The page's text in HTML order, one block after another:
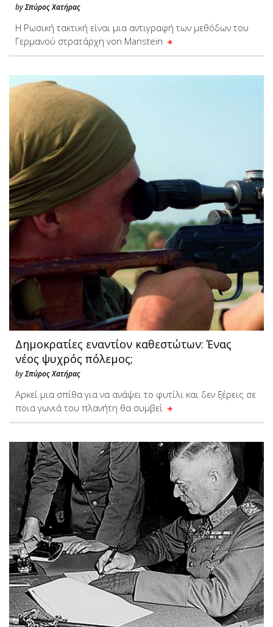
byΣπύρος Χατήρας
H Ρωσική τακτική είναι μια αντιγραφή των μεθόδων του
Γερμανού στρατάρχη von Manstein
Δημοκρατίες εναντίον καθεστώτων: Ένας
νέος ψυχρός πόλεμος;
byΣπύρος Χατήρας
Αρκεί μια σπίθα για να ανάψει το φυτίλι και δεν ξέρεις σε
ποια γωνιά του πλανήτη θα συμβεί